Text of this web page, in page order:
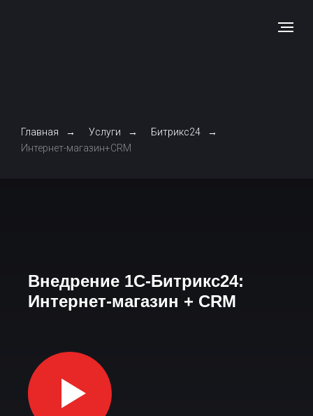
Главная → Услуги → Битрикс24
→
Интернет-магазин+CRM
Внедрение 1С-Битрикс24:
Интернет-магазин + CRM